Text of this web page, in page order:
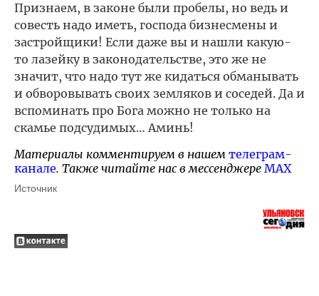
Признаем, в законе были пробелы, но ведь и
совесть надо иметь, господа бизнесмены и
застройщики! Если даже вы и нашли какую-
то лазейку в законодательстве, это же не
значит, что надо тут же кидаться обманывать
и обворовывать своих земляков и соседей. Да и
вспоминать про Бога можно не только на
скамье подсудимых… Аминь!
Материалы комментируем в нашем телеграм-
канале. Также читайте нас в мессенджере MAX
Источник